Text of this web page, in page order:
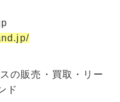
の販売・買取・リー
ド